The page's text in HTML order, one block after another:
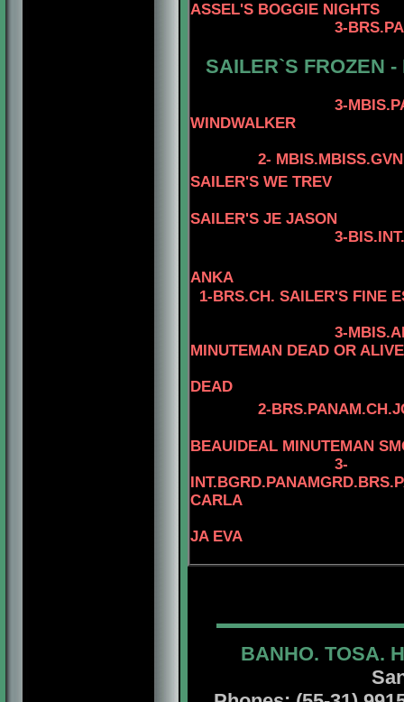
ASSEL'S BOGGIE NIGHTS
3-
SAILER`S FROZEN -
3-
WINDWALKER
2-
SAILER'S WE TREV
SAILER'S JE JASON
3-
ANKA
1-BRS.CH. SAILER'S FINE
3-
MINUTEMAN DEAD OR ALIVE
DEAD
2-
BEAUIDEAL MINUTEMAN
3-
CARLA
JA EVA
BANHO. TOSA.